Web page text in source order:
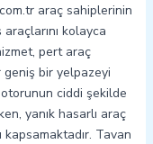
araç sahiplerinin
kolayca
pert araç
geniş bir yelpazeyi
ciddi şekilde
yanık hasarlı araç
kapsamaktadır. Tavan